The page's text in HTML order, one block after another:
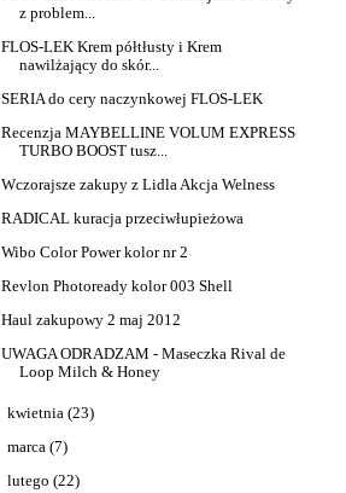
z problem...
FLOS-LEK Krem półtłusty i Krem
nawilżający do skór...
SERIA do cery naczynkowej FLOS-LEK
Recenzja MAYBELLINE VOLUM EXPRESS
TURBO BOOST tusz...
Wczorajsze zakupy z Lidla Akcja Welness
RADICAL kuracja przeciwłupieżowa
Wibo Color Power kolor nr 2
Revlon Photoready kolor 003 Shell
Haul zakupowy 2 maj 2012
UWAGA ODRADZAM - Maseczka Rival de
Loop Milch & Honey
kwietnia (23)
marca (7)
lutego (22)